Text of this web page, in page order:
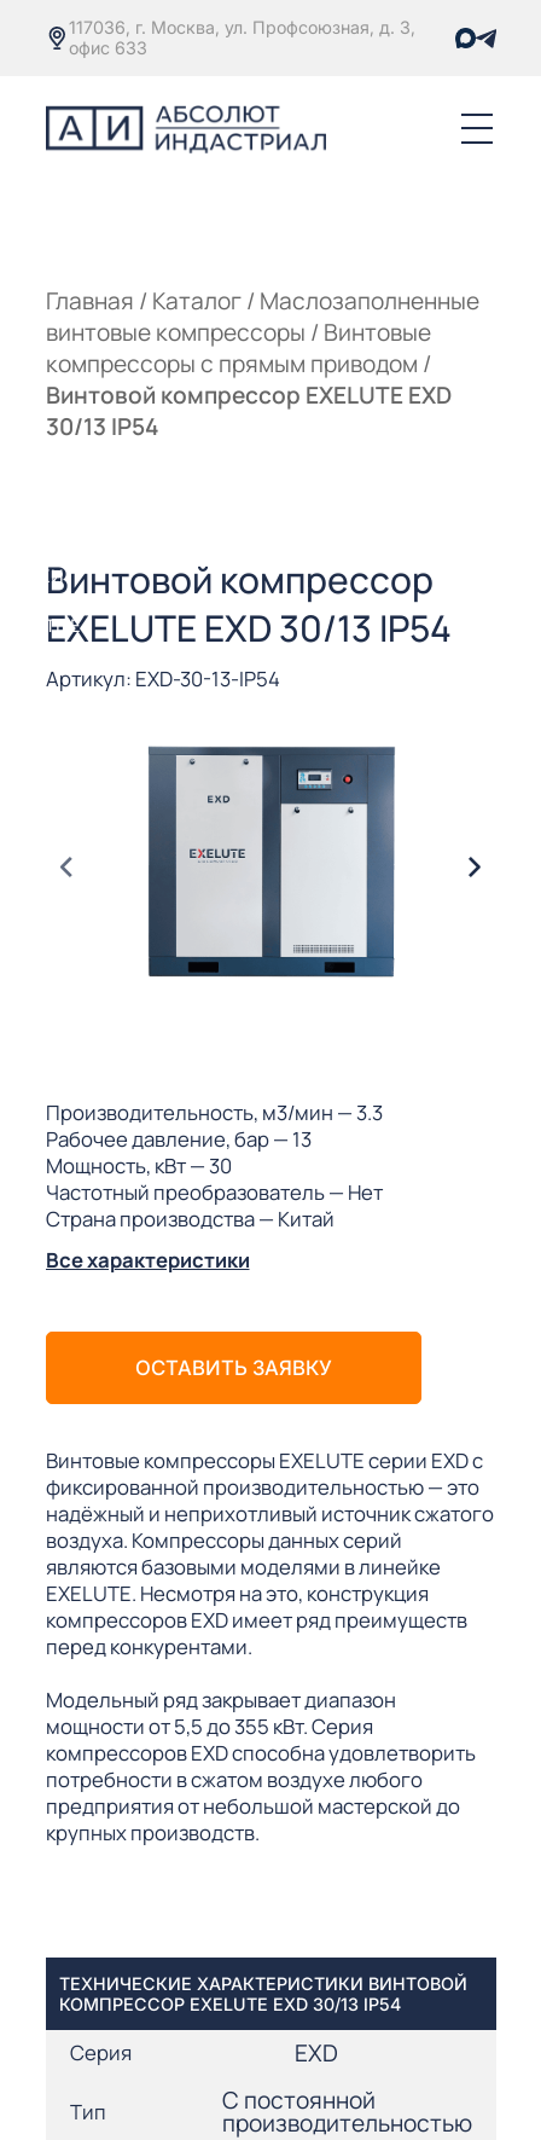
117036, г. Москва, ул. Профсоюзная, д. 3,
офис 633
Главная / Каталог/ Маслозаполненные
винтовые компрессоры / Винтовые
компрессоры с прямым приводом /
Винтовой компрессор EXELUTE EXD
30/13 IP54
Винтовой компрессор
EXELUTE EXD 30/13 IP54
Артикул: EXD-30-13-IP54
Производительность, м3/мин — 3.3
Рабочее давление, бар— 13
Мощность, кВт— 30
Частотный преобразователь— Нет
Страна производства— Китай
Все характеристики
ОСТАВИТЬ ЗАЯВКУ
Винтовые компрессоры EXELUTE серии EXD с
фиксированной производительностью — это
надёжный и неприхотливый источник сжатого
воздуха. Компрессоры данных серий
являются базовыми моделями в линейке
EXELUTE. Несмотря на это, конструкция
компрессоров EXD имеет ряд преимуществ
перед конкурентами.
Модельный ряд закрывает диапазон
мощности от 5,5 до 355 кВт. Серия
компрессоров EXD способна удовлетворить
потребности в сжатом воздухе любого
предприятия от небольшой мастерской до
крупных производств.
ТЕХНИЧЕСКИЕ ХАРАКТЕРИСТИКИ ВИНТОВОЙ
КОМПРЕССОР EXELUTE EXD 30/13 IP54
Серия EXD
Тип С постоянной
производительностью
РЕЗКИ